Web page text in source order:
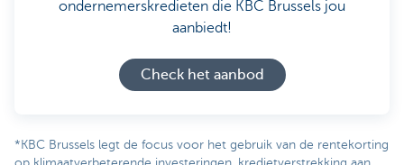
ondernemerskredieten die KBC Brussels jou
aanbiedt!
Check het aanbod
*KBC Brussels legt de focus voor het gebruik van de rentekorting